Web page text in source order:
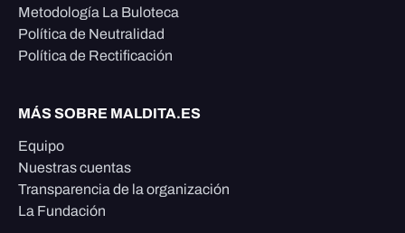
Metodología La Buloteca
Política de Neutralidad
Política de Rectificación
MÁS SOBRE MALDITA.ES
Equipo
Nuestras cuentas
Transparencia de la organización
La Fundación